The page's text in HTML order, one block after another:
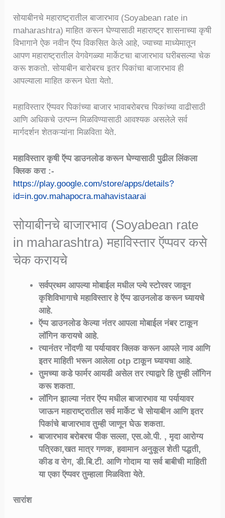
सोयाबीनचे महाराष्ट्रातील बाजारभाव (Soyabean rate in
maharashtra) माहित करून घेण्यासाठी महाराष्ट्र शासनाच्या कृषी
विभागाने ऐक नवीन ऍप्प विकसित केले आहे, ज्याच्या माध्येमातून
आपण महाराष्ट्रातील वेगवेगळ्या मार्केटचा बाजारभाव घरीबसल्या चेक
करू शकतो. सोयाबीन बारोबरच इतर पिकांचा बाजारभाव ही
आपल्याला माहित करून घेता येतो.
महाविस्तार ऍप्पवर पिकांच्या बाजार भावाबरोबरच पिकांच्या वाढीसाठी
आणि अधिकचे उत्पन्न मिळविण्यासाठी आवश्यक असलेले सर्व
मार्गदर्शन शेतकऱ्यांना मिळविता येते.
महाविस्तार कृषी ऍप्प डाउनलोड करून घेण्यासाठी पुढील लिंकला
क्लिक करा :-
https://play.google.com/store/apps/details?
id=in.gov.mahapocra.mahavistaarai
सोयाबीनचे बाजारभाव (Soyabean rate
in maharashtra) महाविस्तार ऍप्पवर कसे
चेक करायचे
सर्वप्रथम आपल्या मोबाईल मधील प्ल्ये स्टोरवर जावून
कृशिविभागाचे महाविस्तार हे ऍप्प डाउनलोड करून घ्यायचे
आहे.
ऍप्प डाउनलोड केल्या नंतर आपला मोबाईल नंबर टाकून
लॉगिन करायचे आहे.
त्यानंतर नोंदणी या पर्यायावर क्लिक करून आपले नाव आणि
इतर माहिती भरून आलेला otp टाकून घ्यायचा आहे.
तुमच्या कडे फार्मर आयडी असेल तर त्याद्वारे हि तुम्ही लॉगिन
करू शकता.
लॉगिन झाल्या नंतर ऍप्प मधील बाजारभाव या पर्यायावर
जाऊन महाराष्ट्रातील सर्व मार्केट चे सोयाबीन आणि इतर
पिकांचे बाजारभाव तुम्ही जाणून घेऊ शकता.
बाजारभाव बरोबरच पीक सल्ला, एस.ओ.पी. , मृदा आरोग्य
पत्रिका,खत मात्र गणक, हवामान अनुकूल शेती पद्धती,
कीड व रोग, डी.बि.टी. आणि गोदाम या सर्व बाबीची माहिती
या एका ऍप्पवर तुम्हाला मिळविता येते.
सारांश